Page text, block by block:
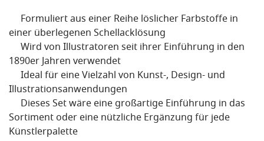
Formuliert aus einer Reihe löslicher Farbstoffe in
einer überlegenen Schellacklösung
Wird von Illustratoren seit ihrer Einführung in den
1890er Jahren verwendet
Ideal für eine Vielzahl von Kunst-, Design- und
Illustrationsanwendungen
Dieses Set wäre eine großartige Einführung in das
Sortiment oder eine nützliche Ergänzung für jede
Künstlerpalette